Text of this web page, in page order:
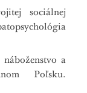
sociálnej
a
Poľsku.